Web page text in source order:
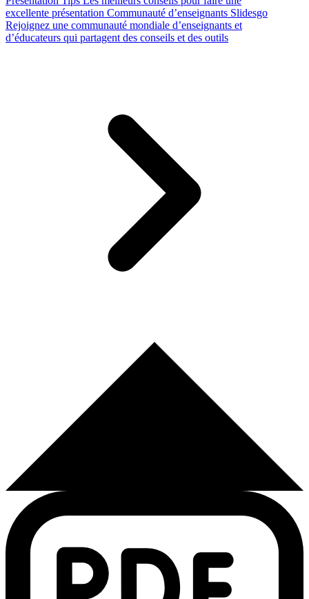
excellente présentation Communauté d’enseignants Slidesgo
Rejoignez une communauté mondiale d’enseignants et
d’éducateurs qui partagent des conseils et des outils